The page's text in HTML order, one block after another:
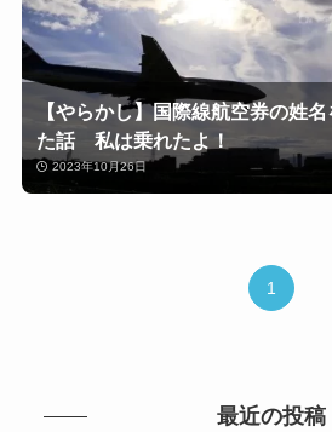
【やらかし】国際線航空券の姓
た話 私は乗れたよ！
2023年10月26日
1
最近の投稿